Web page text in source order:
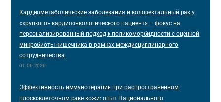
Кардиометаболические заболевания и колоректальный рак у
«хрупкого» кардиоонкологического пациента – фокус на
персонализированный подход к поликоморбидности с оценкой
микробиоты кишечника в рамках междисциплинарного
сотрудничества
01.06.2026
Эффективность иммунотерапии при распространенном
плоскоклеточном раке кожи: опыт Национального